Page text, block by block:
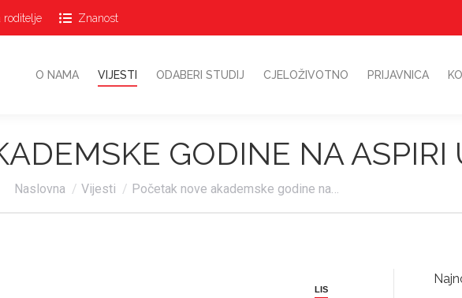
roditelje Znanost
O NAMA VIJESTI ODABERI STUDIJ CJELOŽIVOTNO PRIJAVNICA
GODINE NA ASPIRI
Vi ste ovdje:
Naslovna Vijesti Početak nove akademske godine na…
LIS
O NAMA